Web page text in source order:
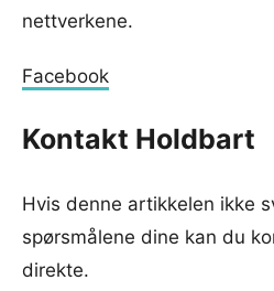
nettverkene.
Facebook
Kontakt Holdbart
Hvis denne artikkelen ikke
spørsmålene dine kan du
direkte.